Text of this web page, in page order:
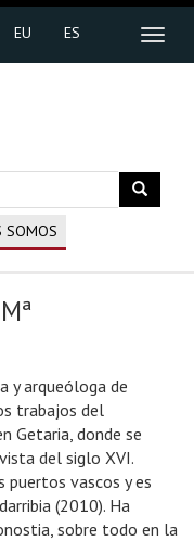
EU ES
SOMOS
y arqueóloga de
trabajos del
Getaria, donde se
del siglo XVI.
puertos vascos y es
(2010). Ha
sobre todo en la